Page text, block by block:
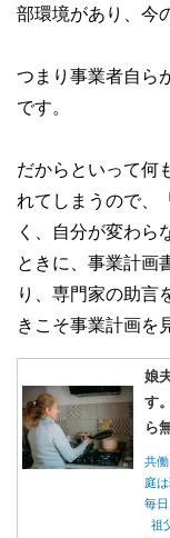
部環境があり、今
つまり事業者自ら
です。
だからといって何
れてしまうので、
く、自分が変わら
ときに、事業計画
り、専門家の助言
きこそ事業計画を
娘
す
ら
共
庭
毎
祖